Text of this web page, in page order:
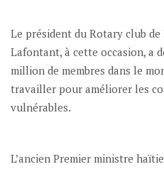
Le président du Rotary club
Lafontant, à cette occasion, a
million de membres dans le
travailler pour améliorer les
vulnérables.
L’ancien Premier ministre